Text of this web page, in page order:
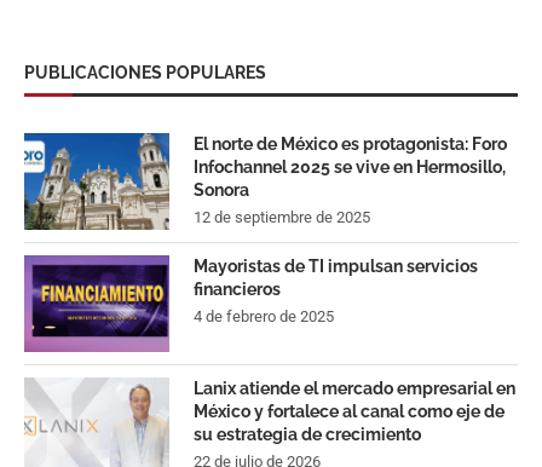
PUBLICACIONES POPULARES
El norte de México es protagonista: Foro
Infochannel 2025 se vive en Hermosillo,
Sonora
12 de septiembre de 2025
Mayoristas de TI impulsan servicios
financieros
4 de febrero de 2025
Lanix atiende el mercado empresarial en
México y fortalece al canal como eje de
su estrategia de crecimiento
22 de julio de 2026